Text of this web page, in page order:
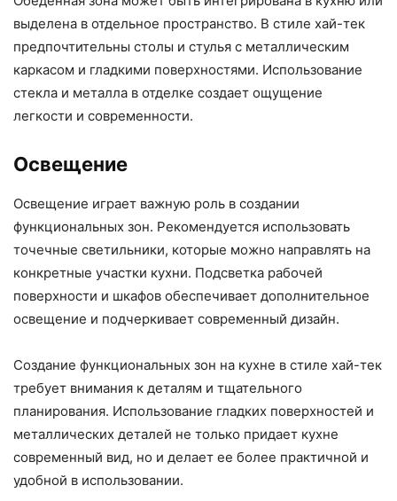
выделена в отдельное пространство. В стиле хай-тек
предпочтительны столы и стулья с металлическим
каркасом и гладкими поверхностями. Использование
стекла и металла в отделке создает ощущение
легкости и современности.
Освещение
Освещение играет важную роль в создании
функциональных зон. Рекомендуется использовать
точечные светильники, которые можно направлять на
конкретные участки кухни. Подсветка рабочей
поверхности и шкафов обеспечивает дополнительное
освещение и подчеркивает современный дизайн.
Создание функциональных зон на кухне в стиле хай-тек
требует внимания к деталям и тщательного
планирования. Использование гладких поверхностей и
металлических деталей не только придает кухне
современный вид, но и делает ее более практичной и
удобной в использовании.